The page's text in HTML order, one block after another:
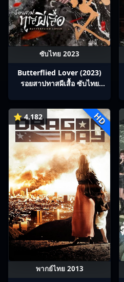
ซับไทย 2023
Butterflied Lover (2023)
รอยสาปทาสผีเสื้อ ซับไทย
⭐ 4.182 HD
พากย์ไทย 2013